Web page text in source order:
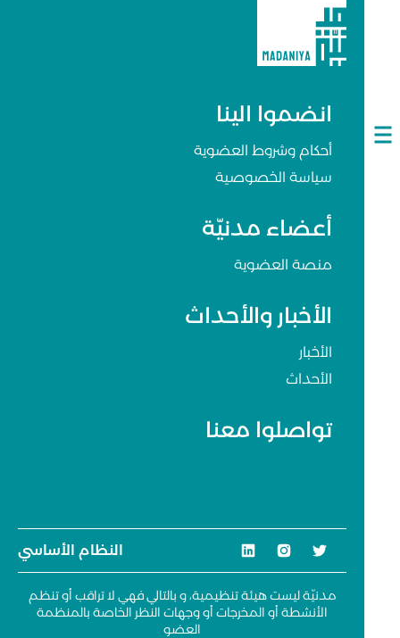
Open
انضموا الينا
أحكام وشروط العضوية
سياسة الخصوصية
أعضاء مدنيّة
منصة العضوية
الأخبار والأحداث
الأخبار
الأحداث
تواصلوا معنا
النظام الأساسي
مدنيّة ليست هيئة تنظيمية، و بالتالي فهي لا تراقب أو تنظم
الأنشطة أو المخرجات أو وجهات النظر الخاصة بالمنظمة
العضو